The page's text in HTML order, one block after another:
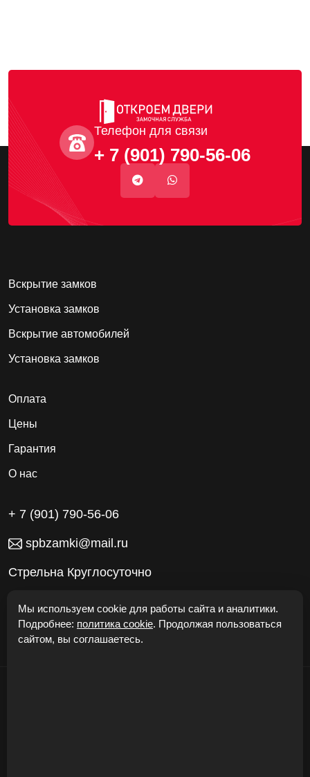
Телефон для связи
+ 7 (901) 790-56-06
Вскрытие замков
Установка замков
Вскрытие автомобилей
Установка замков
Оплата
Цены
Гарантия
О нас
+ 7 (901) 790-56-06
spbzamki@mail.ru
Стрельна Круглосуточно
Мы используем cookie для работы сайта и аналитики.
Подробнее: политика cookie. Продолжая пользоваться
сайтом, вы соглашаетесь.